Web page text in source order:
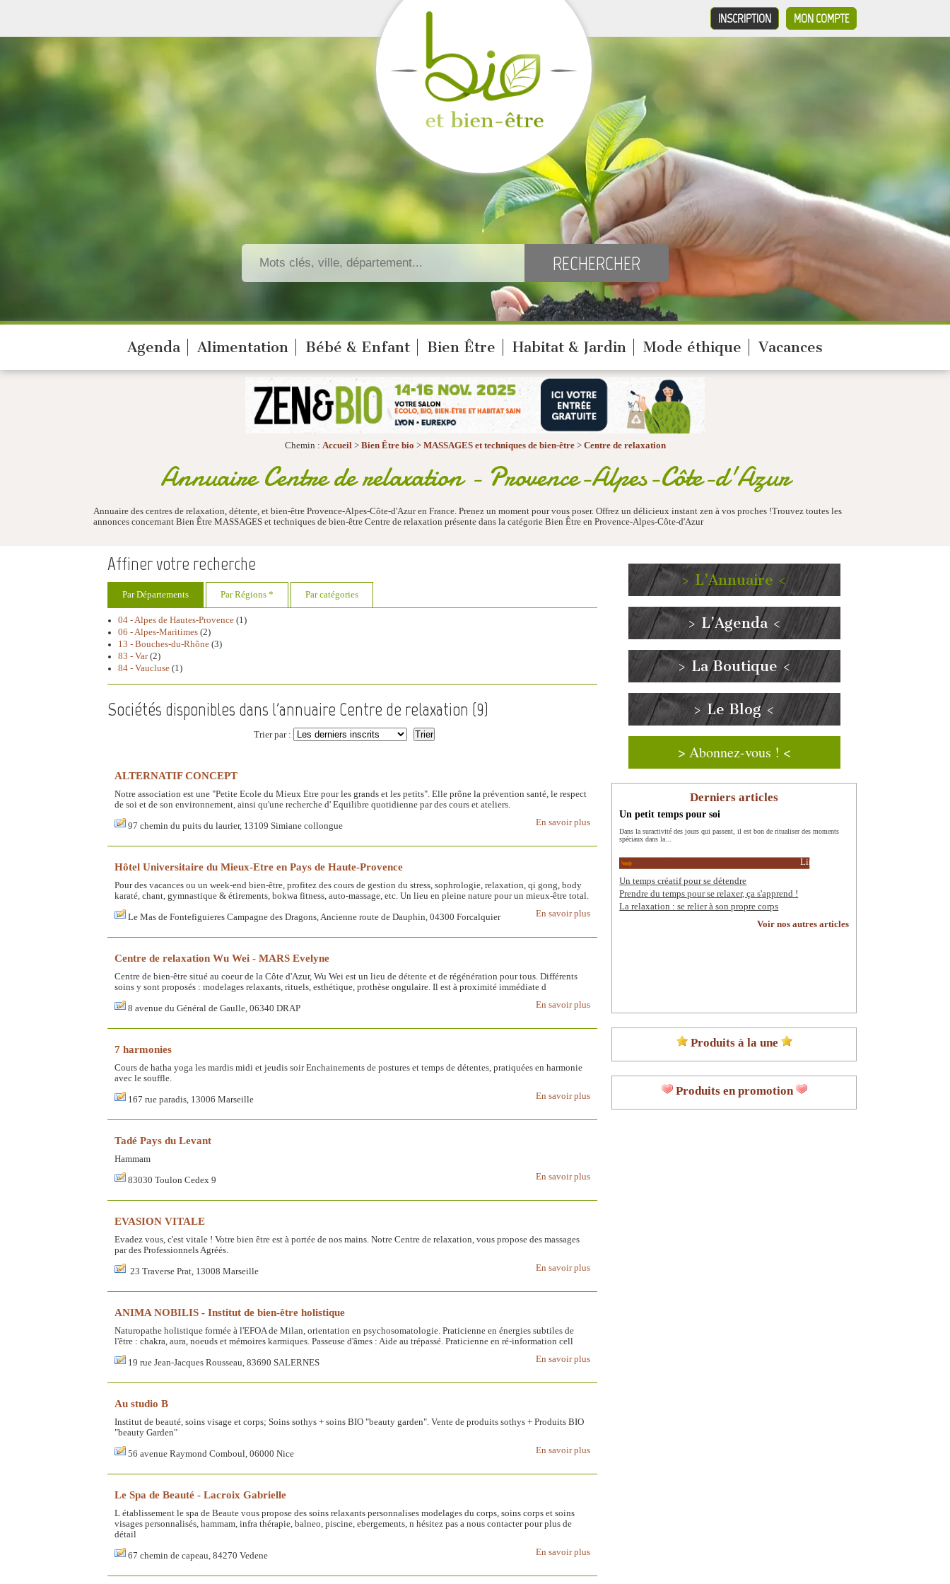
MON COMPTE
INSCRIPTION
Agenda Alimentation Bébé & Enfant Bien Être Habitat & Jardin Mode éthique Vacances
Chemin : Accueil> Bien Être bio > MASSAGES et techniques de bien-être> Centre de relaxation
Annuaire Centre de relaxation - Provence-Alpes-Côte-d'Azur
Annuaire des centres de relaxation, détente, et bien-être Provence-Alpes-Côte-d'Azur en France. Prenez un moment pour vous poser. Offrez un délicieux instant zen à vos proches !Trouvez toutes les
annonces concernant Bien Être MASSAGES et techniques de bien-être Centre de relaxation présente dans la catégorie Bien Être en Provence-Alpes-Côte-d'Azur
Affiner votre recherche
Par Départements Par Régions * Par catégories
04 - Alpes de Hautes-Provence (1)
06 - Alpes-Maritimes (2)
13 - Bouches-du-Rhône (3)
83 - Var(2)
84 - Vaucluse (1)
Sociétés disponibles dans l'annuaire Centre de relaxation (9)
Trier par :
ALTERNATIF CONCEPT
Notre association est une "Petite Ecole du Mieux Etre pour les grands et les petits". Elle prône la prévention santé, le respect
de soi et de son environnement, ainsi qu'une recherche d' Equilibre quotidienne par des cours et ateliers.
En savoir plus
97 chemin du puits du laurier, 13109 Simiane collongue
Hôtel Universitaire du Mieux-Etre en Pays de Haute-Provence
Pour des vacances ou un week-end bien-être, profitez des cours de gestion du stress, sophrologie, relaxation, qi gong, body
karaté, chant, gymnastique & étirements, bokwa fitness, auto-massage, etc. Un lieu en pleine nature pour un mieux-être total.
En savoir plus
Le Mas de Fontefiguieres Campagne des Dragons, Ancienne route de Dauphin, 04300 Forcalquier
Centre de relaxation Wu Wei - MARS Evelyne
Centre de bien-être situé au coeur de la Côte d'Azur, Wu Wei est un lieu de détente et de régénération pour tous. Différents
soins y sont proposés : modelages relaxants, rituels, esthétique, prothèse ongulaire. Il est à proximité immédiate d
En savoir plus
8 avenue du Général de Gaulle, 06340 DRAP
7 harmonies
Cours de hatha yoga les mardis midi et jeudis soir Enchainements de postures et temps de détentes, pratiquées en harmonie
avec le souffle.
En savoir plus
167 rue paradis, 13006 Marseille
Tadé Pays du Levant
Hammam
En savoir plus
83030 Toulon Cedex 9
EVASION VITALE
Evadez vous, c'est vitale ! Votre bien être est à portée de nos mains. Notre Centre de relaxation, vous propose des massages
par des Professionnels Agréés.
En savoir plus
23 Traverse Prat, 13008 Marseille
ANIMA NOBILIS - Institut de bien-être holistique
Naturopathe holistique formée à l'EFOA de Milan, orientation en psychosomatologie. Praticienne en énergies subtiles de
l'être : chakra, aura, noeuds et mémoires karmiques. Passeuse d'âmes : Aide au trépassé. Praticienne en ré-information cell
En savoir plus
19 rue Jean-Jacques Rousseau, 83690 SALERNES
Au studio B
Institut de beauté, soins visage et corps; Soins sothys + soins BIO "beauty garden". Vente de produits sothys + Produits BIO
"beauty Garden"
En savoir plus
56 avenue Raymond Comboul, 06000 Nice
Le Spa de Beauté - Lacroix Gabrielle
L établissement le spa de Beaute vous propose des soins relaxants personnalises modelages du corps, soins corps et soins
visages personnalisés, hammam, infra thérapie, balneo, piscine, ebergements, n hésitez pas a nous contacter pour plus de
détail
En savoir plus
67 chemin de capeau, 84270 Vedene
> L’Annuaire <
> L’Agenda <
> La Boutique <
> Le Blog <
> Abonnez-vous ! <
Derniers articles
Un petit temps pour soi
Dans la suractivité des jours qui passent, il est bon de ritualiser des moments
spéciaux dans la...
Lire la suite
Un temps créatif pour se détendre
Prendre du temps pour se relaxer, ça s'apprend !
La relaxation : se relier à son propre corps
Voir nos autres articles
Produits à la une
Produits en promotion